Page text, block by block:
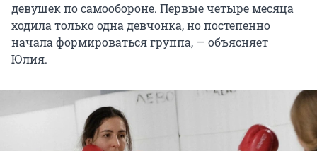
девушек по самообороне. Первые четыре месяца
ходила только одна девчонка, но постепенно
начала формироваться группа, — объясняет
Юлия.